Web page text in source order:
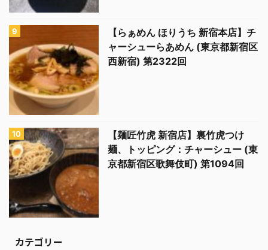
【らぁめん ほりうち 新宿本店】チ
ャーシューらあめん (東京都新宿区
西新宿) 第2322回
【麺匠竹虎 新宿店】裏竹虎つけ
麺、トッピング：チャーシュー (東
京都新宿区歌舞伎町) 第1094回
カテゴリー